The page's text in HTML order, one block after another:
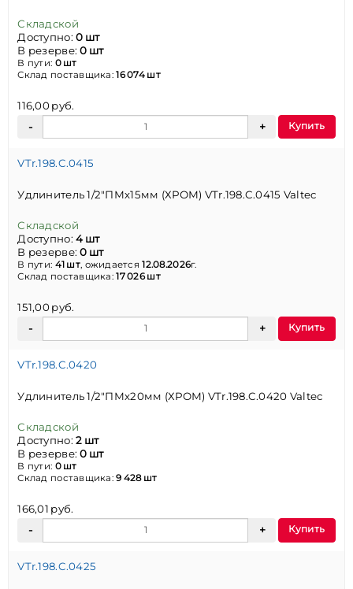
Складской
Доступно:0 шт
В резерве:0 шт
В пути: 0 шт
Склад поставщика:16 074 шт
116,00 руб.
Купить
VTr.198.C.0415
Удлинитель 1/2"ПМх15мм (ХРОМ) VTr.198.C.0415 Valtec
Складской
Доступно:4 шт
В резерве:0 шт
В пути: 41 шт, ожидается12.08.2026г.
Склад поставщика:17 026 шт
151,00 руб.
Купить
VTr.198.C.0420
Удлинитель 1/2"ПМх20мм (ХРОМ) VTr.198.C.0420 Valtec
Складской
Доступно:2 шт
В резерве:0 шт
В пути: 0 шт
Склад поставщика:9 428 шт
166,01 руб.
Купить
VTr.198.C.0425